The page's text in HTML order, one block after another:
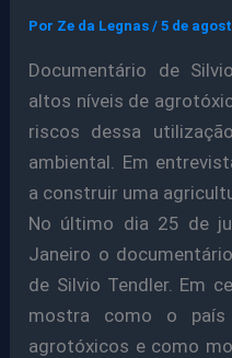
Por Ze da Legnas/5 de
Documentário de
altos níveis de
riscos dessa
ambiental. Em
a construir uma
No último dia 25 de
Janeiro o
de Silvio Tendler. Em
mostra como o
agrotóxicos e como